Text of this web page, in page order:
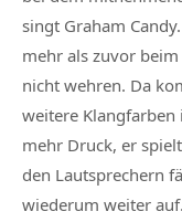
singt Graham
mehr als zuvor
nicht wehren. Da
weitere Klangfarben
mehr Druck, er
den Lautsprechern
wiederum weiter